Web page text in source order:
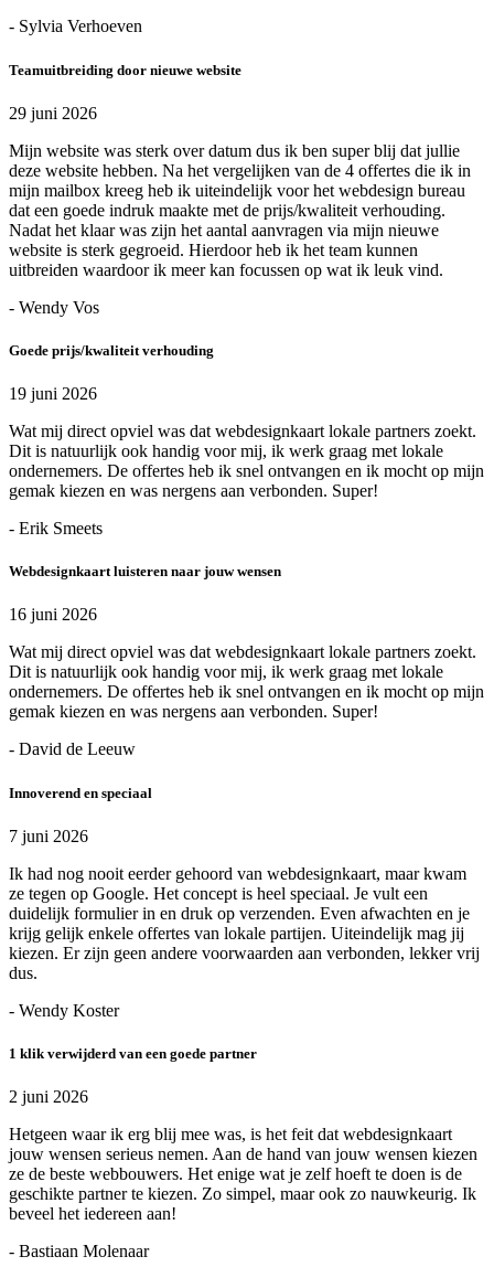
- Sylvia Verhoeven
Teamuitbreiding door nieuwe website
29 juni 2026
Mijn website was sterk over datum dus ik ben super blij dat jullie
deze website hebben. Na het vergelijken van de 4 offertes die ik in
mijn mailbox kreeg heb ik uiteindelijk voor het webdesign bureau
dat een goede indruk maakte met de prijs/kwaliteit verhouding.
Nadat het klaar was zijn het aantal aanvragen via mijn nieuwe
website is sterk gegroeid. Hierdoor heb ik het team kunnen
uitbreiden waardoor ik meer kan focussen op wat ik leuk vind.
- Wendy Vos
Goede prijs/kwaliteit verhouding
19 juni 2026
Wat mij direct opviel was dat webdesignkaart lokale partners zoekt.
Dit is natuurlijk ook handig voor mij, ik werk graag met lokale
ondernemers. De offertes heb ik snel ontvangen en ik mocht op mijn
gemak kiezen en was nergens aan verbonden. Super!
- Erik Smeets
Webdesignkaart luisteren naar jouw wensen
16 juni 2026
Wat mij direct opviel was dat webdesignkaart lokale partners zoekt.
Dit is natuurlijk ook handig voor mij, ik werk graag met lokale
ondernemers. De offertes heb ik snel ontvangen en ik mocht op mijn
gemak kiezen en was nergens aan verbonden. Super!
- David de Leeuw
Innoverend en speciaal
7 juni 2026
Ik had nog nooit eerder gehoord van webdesignkaart, maar kwam
ze tegen op Google. Het concept is heel speciaal. Je vult een
duidelijk formulier in en druk op verzenden. Even afwachten en je
krijg gelijk enkele offertes van lokale partijen. Uiteindelijk mag jij
kiezen. Er zijn geen andere voorwaarden aan verbonden, lekker vrij
dus.
- Wendy Koster
1 klik verwijderd van een goede partner
2 juni 2026
Hetgeen waar ik erg blij mee was, is het feit dat webdesignkaart
jouw wensen serieus nemen. Aan de hand van jouw wensen kiezen
ze de beste webbouwers. Het enige wat je zelf hoeft te doen is de
geschikte partner te kiezen. Zo simpel, maar ook zo nauwkeurig. Ik
beveel het iedereen aan!
- Bastiaan Molenaar